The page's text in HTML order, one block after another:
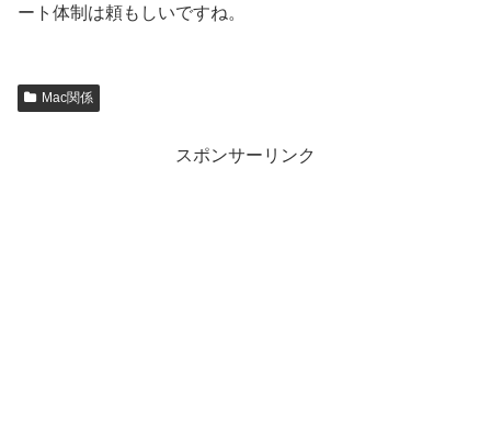
ート体制は頼もしいですね。
Mac関係
スポンサーリンク